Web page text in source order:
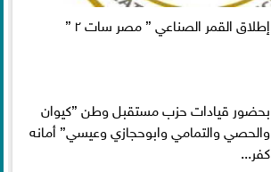
إطلاق القمر الصناعي ” مصر سات ٢ ”
بحضور قيادات حزب مستقبل وطن ”كيوان
والحصي والتمامي وابوحجازي وعيسي” أمانه
كفر...